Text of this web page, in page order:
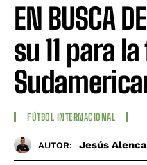
EN BUSCA
su 11 para
FÚTBOL INTERNACIONAL
AUTOR: Jesús